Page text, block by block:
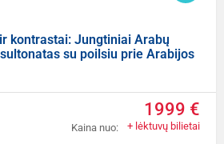
kontrastai: Jungtiniai Arabų
su poilsiu prie Arabijos
Kaina nuo:
1999 €
+ lėktuvų bilietai